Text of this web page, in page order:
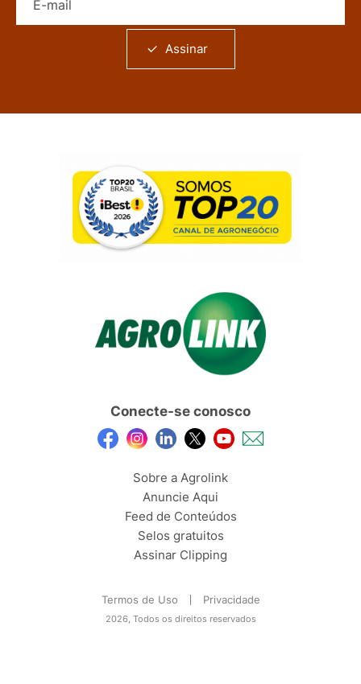
Assinar
Conecte-se conosco
Sobre a Agrolink
Anuncie Aqui
Feed de Conteúdos
Selos gratuitos
Assinar Clipping
Termos de Uso Privacidade
2026, Todos os direitos reservados